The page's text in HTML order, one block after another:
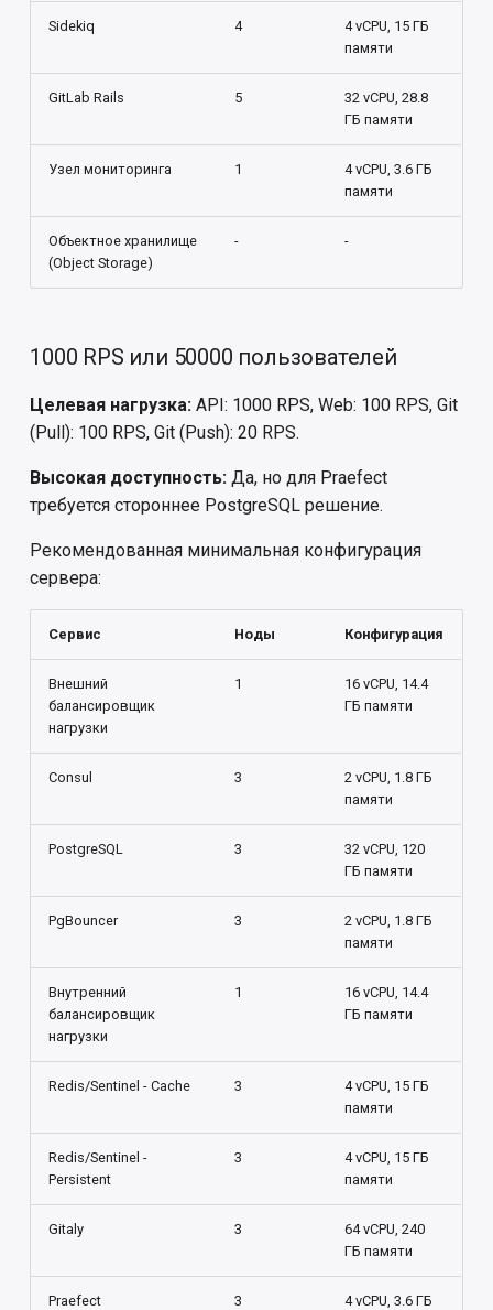
Sidekiq 4
4 vCPU, 15 ГБ
памяти
GitLab Rails 5
32 vCPU, 28.8
ГБ памяти
Узел мониторинга 1
4 vCPU, 3.6 ГБ
памяти
Объектное хранилище
(Object Storage)
- -
1000 RPS или 50000 пользователей
Целевая нагрузка: API: 1000 RPS, Web: 100 RPS, Git
(Pull): 100 RPS, Git (Push): 20 RPS.
Высокая доступность: Да, но для Praefect
требуется стороннее PostgreSQL решение.
Рекомендованная минимальная конфигурация
сервера:
Сервис Ноды Конфигурация
Внешний
балансировщик
нагрузки
1
16 vCPU, 14.4
ГБ памяти
Consul 3
2 vCPU, 1.8 ГБ
памяти
PostgreSQL 3
32 vCPU, 120
ГБ памяти
PgBouncer 3
2 vCPU, 1.8 ГБ
памяти
Внутренний
балансировщик
нагрузки
1
16 vCPU, 14.4
ГБ памяти
Redis/Sentinel - Cache 3
4 vCPU, 15 ГБ
памяти
Redis/Sentinel -
Persistent
3
4 vCPU, 15 ГБ
памяти
Gitaly 3
64 vCPU, 240
ГБ памяти
Praefect 3
4 vCPU, 3.6 ГБ